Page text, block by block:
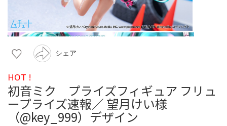
シェア
HOT !
初音ミク プライズフィギュア フリュ
ープライズ速報／ 望月けい様
（@key_999）デザイン